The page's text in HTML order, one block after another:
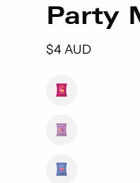
Party
$4 AUD